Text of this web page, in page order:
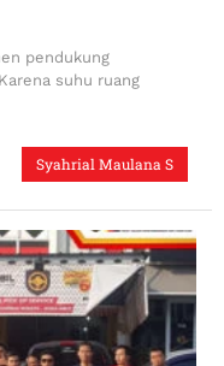
Syahrial Maulana S
pendukung
suhu ruang